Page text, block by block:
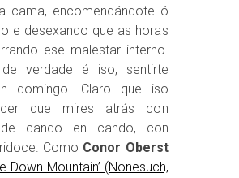
cama, encomendándote ó
e desexando que as horas
ese malestar interno.
de verdade é iso, sentirte
domingo. Claro que iso
que mires atrás con
de cando en cando, con
Como Conor Oberst
Down Mountain’ (Nonesuch,